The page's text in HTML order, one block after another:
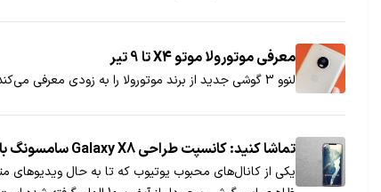
معرفی موتورولا موتو X4 تا 9 تیر
لنوو 3 گوشی جدید از برند موتورولا را به زودی معرفی می‌کند. گوشی موتو X4 هم احتمالا تا 9 تیر معرفی می‌شود.
تماشا کنید: کانسپت طراحی Galaxy X8 سامسونگ با الهام از iPhone X